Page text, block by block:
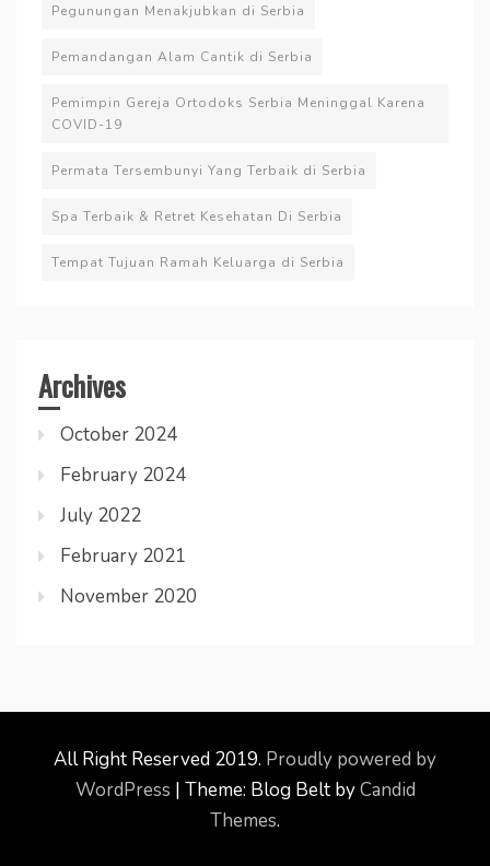
Pegunungan Menakjubkan di Serbia
Pemandangan Alam Cantik di Serbia
Pemimpin Gereja Ortodoks Serbia Meninggal Karena
COVID-19
Permata Tersembunyi Yang Terbaik di Serbia
Spa Terbaik & Retret Kesehatan Di Serbia
Tempat Tujuan Ramah Keluarga di Serbia
Archives
October 2024
February 2024
July 2022
February 2021
November 2020
All Right Reserved 2019. Proudly powered by
WordPress | Theme: Blog Belt byCandid
Themes.